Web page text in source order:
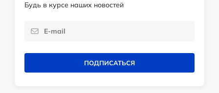
Будь в курсе наших новостей
ПОДПИСАТЬСЯ